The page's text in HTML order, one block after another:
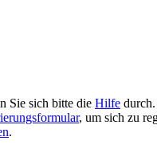
Sie sich bitte die Hilfe
, um sich zu
.